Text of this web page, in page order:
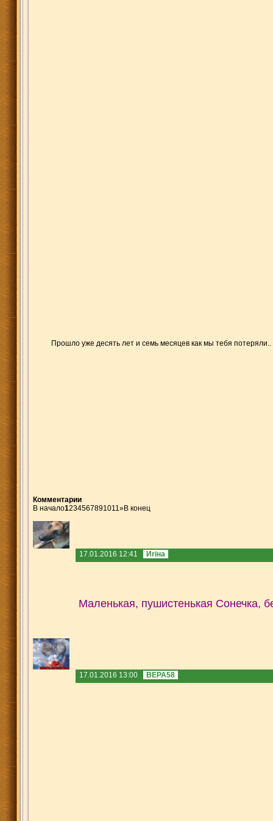
Прошло уже десять лет и семь месяцев как мы тебя
Комментарии
В начало1234567891011»В конец
17.01.2016 12:41 Иriна
Маленькая, пушистенькая Сонечка,
17.01.2016 13:00 ВЕРА58